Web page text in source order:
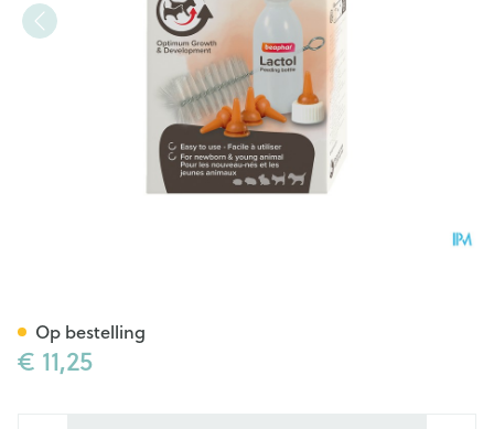
€ 11,25
Op bestelling